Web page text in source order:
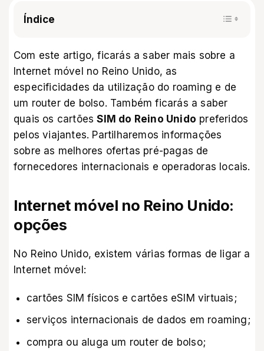
Índice
Com este artigo, ficarás a saber mais sobre a
Internet móvel no Reino Unido, as
especificidades da utilização do roaming e de
um router de bolso. Também ficarás a saber
quais os cartõesSIM do Reino Unido preferidos
pelos viajantes. Partilharemos informações
sobre as melhores ofertas pré-pagas de
fornecedores internacionais e operadoras locais.
Internet móvel no Reino Unido:
opções
No Reino Unido, existem várias formas de ligar a
Internet móvel:
cartões SIM físicos e cartões eSIM virtuais;
serviços internacionais de dados em roaming;
compra ou aluga um router de bolso;